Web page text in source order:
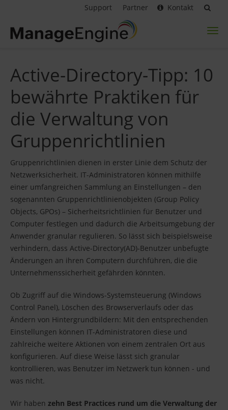
Support Partner Kontakt
Active-Directory-Tipp: 10
bewährte Praktiken für
die Verwaltung von
Gruppenrichtlinien
Gruppenrichtlinien dienen in erster Linie dem Schutz der
Netzwerksicherheit. IT-Administratoren können mithilfe
einer umfangreichen Sammlung an Einstellungen – den
sogenannten Gruppenrichtlinienobjekten (Group Policy
Objects, GPOs) – Sicherheitsrichtlinien für Benutzer und
Computer festlegen und dadurch die Arbeitsumgebung der
Anwender granular regulieren. So lässt sich beispielsweise
verhindern, dass Active-Directory(AD)-Benutzer unbefugte
Änderungen an ihren Computern durchführen, die die
Unternehmenssicherheit gefährden könnten.
Ob Zugriff auf die Windows-Systemsteuerung (Windows
Control Panel), Löschen des Browserverlaufs oder das
Ändern von Hintergrundbildern: Mit den entsprechenden
Einstellungen können IT-Administratoren diese und
zahlreiche weitere Aktionen von einem zentralen Ort aus
konfigurieren. Auf diese Weise lässt sich granular
kontrollieren, was Benutzer im Netzwerk tun können - und
was nicht.
Wir haben zehn Best Practices rund um die Verwaltung der